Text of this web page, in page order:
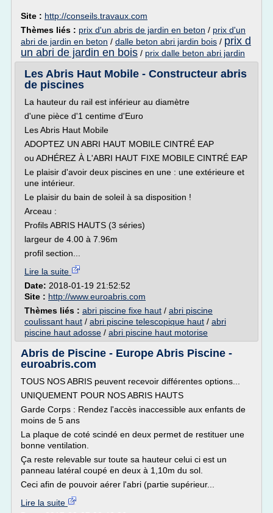
Site : http://conseils.travaux.com
Thèmes liés : prix d'un abris de jardin en beton / prix d'un
abri de jardin en beton / dalle beton abri jardin bois / prix d
un abri de jardin en bois / prix dalle beton abri jardin
Les Abris Haut Mobile - Constructeur abris
de piscines
La hauteur du rail est inférieur au diamètre
d'une pièce d'1 centime d'Euro
Les Abris Haut Mobile
ADOPTEZ UN ABRI HAUT MOBILE CINTRÉ EAP
ou ADHÉREZ À L'ABRI HAUT FIXE MOBILE CINTRÉ EAP
Le plaisir d'avoir deux piscines en une : une extérieure et
une intérieur.
Le plaisir du bain de soleil à sa disposition !
Arceau :
Profils ABRIS HAUTS (3 séries)
largeur de 4.00 à 7.96m
profil section...
Lire la suite
Date: 2018-01-19 21:52:52
Site : http://www.euroabris.com
Thèmes liés : abri piscine fixe haut / abri piscine
coulissant haut / abri piscine telescopique haut / abri
piscine haut adosse / abri piscine haut motorise
Abris de Piscine - Europe Abris Piscine -
euroabris.com
TOUS NOS ABRIS peuvent recevoir différentes options...
UNIQUEMENT POUR NOS ABRIS HAUTS
Garde Corps : Rendez l'accès inaccessible aux enfants de
moins de 5 ans
La plaque de coté scindé en deux permet de restituer une
bonne ventilation.
Ça reste relevable sur toute sa hauteur celui ci est un
panneau latéral coupé en deux à 1,10m du sol.
Ceci afin de pouvoir aérer l'abri (partie supérieur...
Lire la suite